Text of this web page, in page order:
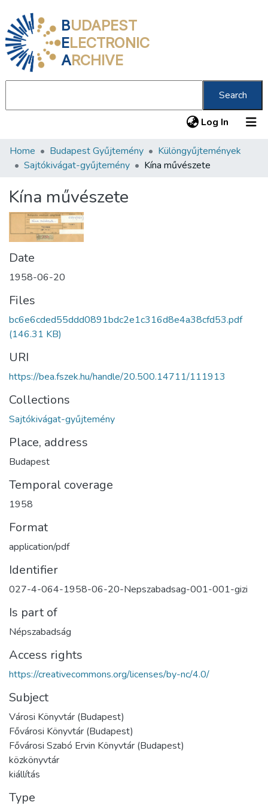
BUDAPEST
ELECTRONIC
ARCHIVE
Search
Log In (current)
Communities & Collections
Statistics
About us
Home Budapest Gyűjtemény
Különgyűjtemények
Sajtókivágat-gyűjtemény
Kína művészete
Kína művészete
Date
1958-06-20
Files
bc6e6cded55ddd0891bdc2e1c316d8e4a38cfd53.pdf
(146.31 KB)
URI
https://bea.fszek.hu/handle/20.500.14711/111913
Collections
Sajtókivágat-gyűjtemény
Place, address
Budapest
Temporal coverage
1958
Format
application/pdf
Identifier
027-4-064-1958-06-20-Nepszabadsag-001-001-gizi
Is part of
Népszabadság
Access rights
https://creativecommons.org/licenses/by-nc/4.0/
Subject
Városi Könyvtár (Budapest)
Fővárosi Könyvtár (Budapest)
Fővárosi Szabó Ervin Könyvtár (Budapest)
közkönyvtár
kiállítás
Type